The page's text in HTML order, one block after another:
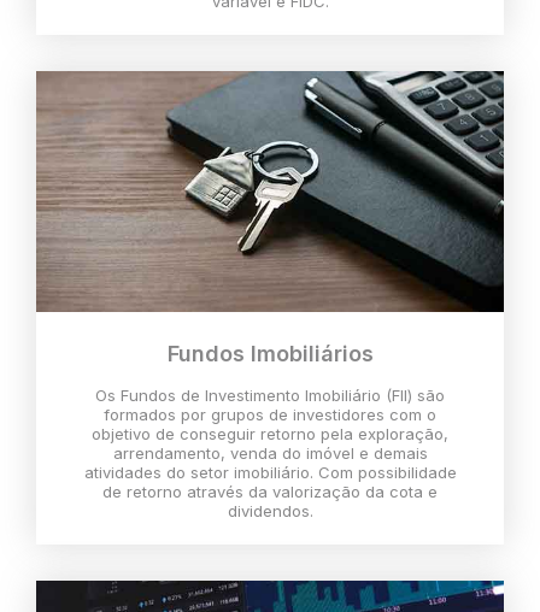
Fundos Imobiliários
Os Fundos de Investimento Imobiliário (FII) são
formados por grupos de investidores com o
objetivo de conseguir retorno pela exploração,
arrendamento, venda do imóvel e demais
atividades do setor imobiliário. Com possibilidade
de retorno através da valorização da cota e
dividendos.